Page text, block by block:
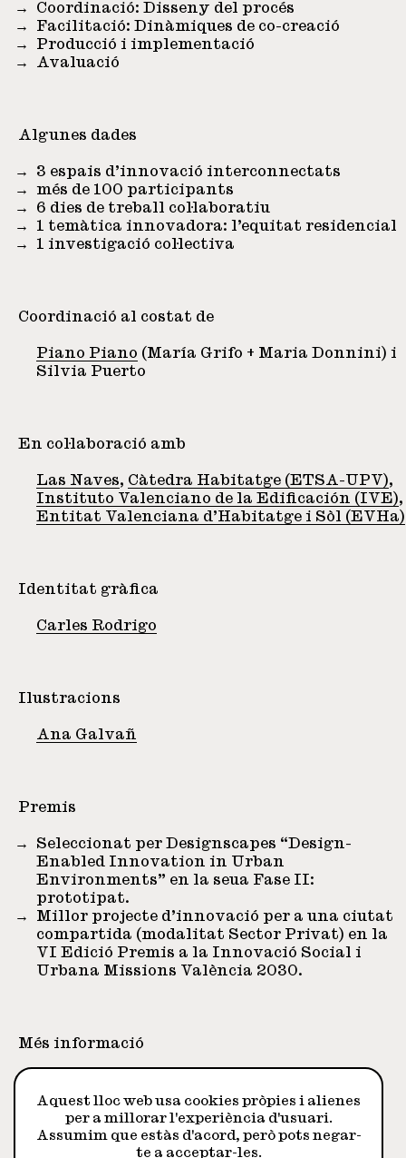
Seleccionats
Coordinació: Disseny del procés
Facilitació: Dinàmiques de co-creació
Producció i implementació
Avaluació
Algunes dades
3 espais d’innovació interconnectats
més de 100 participants
6 dies de treball col·laboratiu
1 temàtica innovadora: l’equitat residencial
1 investigació col·lectiva
Coordinació al costat de
Piano Piano (María Grifo + Maria Donnini) i
Silvia Puerto
En col·laboració amb
Las Naves, Càtedra Habitatge (ETSA-UPV),
Instituto Valenciano de la Edificación (IVE),
Entitat Valenciana d’Habitatge i Sòl (EVHa)
Identitat gràfica
Carles Rodrigo
Ilustracions
Ana Galvañ
Premis
Seleccionat per Designscapes “Design-
Enabled Innovation in Urban
Environments” en la seua Fase II:
prototipat.
Millor projecte d’innovació per a una ciutat
compartida (modalitat Sector Privat) en la
VI Edició Premis a la Innovació Social i
Urbana Missions València 2030.
Més informació
Aquest lloc web usa cookies pròpies i alienes
per a millorar l'experiència d'usuari.
Assumim que estàs d'acord, però pots negar-
te a acceptar-les.